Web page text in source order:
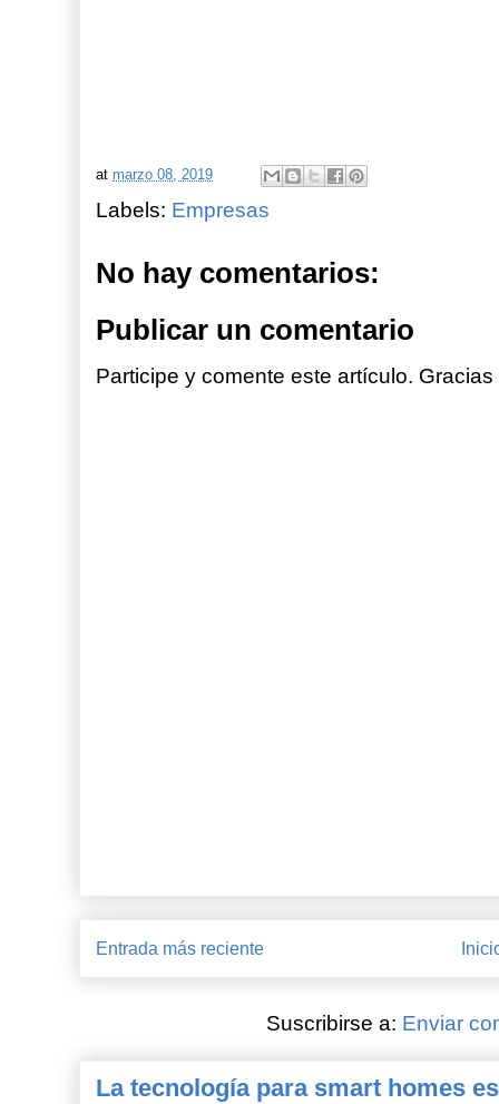
at marzo 08, 2019
Labels: Empresas
No hay comentarios:
Publicar un comentario
Participe y comente este artículo. Gracias
Entrada más reciente
Suscribirse a: Enviar
La tecnología para smart homes